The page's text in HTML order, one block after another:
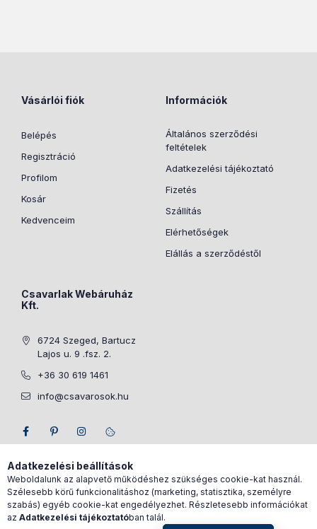
Vásárlói fiók
Belépés
Regisztráció
Profilom
Kosár
Kedvenceim
Információk
Általános szerződési
feltételek
Adatkezelési tájékoztató
Fizetés
Szállítás
Elérhetőségek
Elállás a szerződéstől
Csavarlak Webáruház
Kft.
6724 Szeged, Bartucz
Lajos u. 9 .fsz. 2.
+36 30 619 1461
info@csavarosok.hu
Adatkezelési beállítások
Weboldalunk az alapvető működéshez szükséges cookie-kat használ.
Szélesebb körű funkcionalitáshoz (marketing, statisztika, személyre
szabás) egyéb cookie-kat engedélyezhet. Részletesebb információkat
az Adatkezelési tájékoztatóban talál.